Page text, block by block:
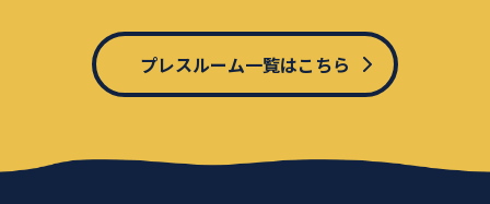
プレスルーム一覧はこちら